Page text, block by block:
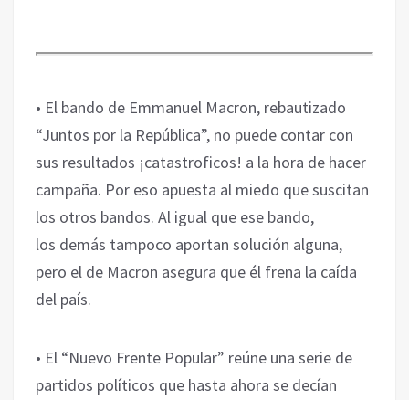
• El bando de Emmanuel Macron, rebautizado
“Juntos por la República”, no puede contar con
sus resultados ¡catastroficos! a la hora de hacer
campaña. Por eso apuesta al miedo que suscitan
los otros bandos. Al igual que ese bando,
los demás tampoco aportan solución alguna,
pero el de Macron asegura que él frena la caída
del país.
• El “Nuevo Frente Popular” reúne una serie de
partidos políticos que hasta ahora se decían